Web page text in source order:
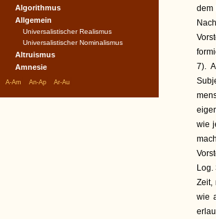
dem
7).
wie
Log.
Zeit,
wie
Algorithmus
Allgemein
Universalistischer Realismus
Universalistischer Nominalismus
Altruismus
Amnesie
A-Am An-Ap Ar-Au